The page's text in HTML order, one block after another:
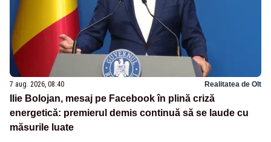
7 aug. 2026, 08:40 Realitatea de Olt
Ilie Bolojan, mesaj pe Facebook în plină criză
energetică: premierul demis continuă să se laude cu
măsurile luate